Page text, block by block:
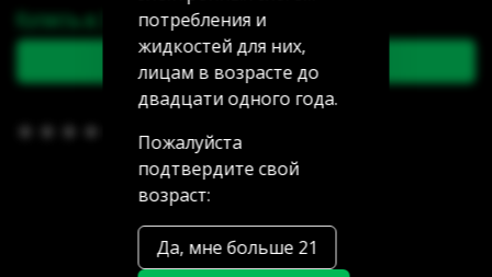
(0) В избранное
Купить в 1 клик
В корзину
потребления и
жидкостей для них,
лицам в возрасте до
двадцати одного года.
Пожалуйста
подтвердите свой
возраст:
Да, мне больше 21